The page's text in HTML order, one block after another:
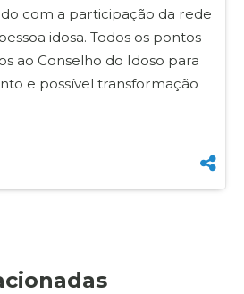
com a participação da rede
idosa. Todos os pontos
ao Conselho do Idoso para
e possível transformação